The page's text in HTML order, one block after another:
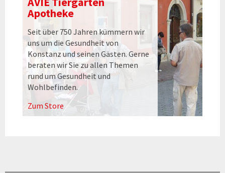
Apotheke
Seit über 750 Jahren kümmern wir
uns um die Gesundheit von
Konstanz und seinen Gästen. Gerne
beraten wir Sie zu allen Themen
rund um Gesundheit und
Wohlbefinden.
Zum Store